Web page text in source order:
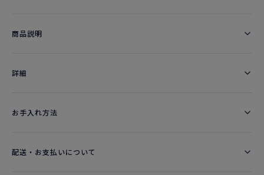
商品説明
詳細​
お手入れ方法
配送・お支払いについて